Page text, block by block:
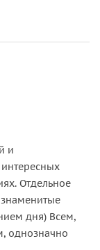
и
Отдельное
дня) Всем,
однозначно